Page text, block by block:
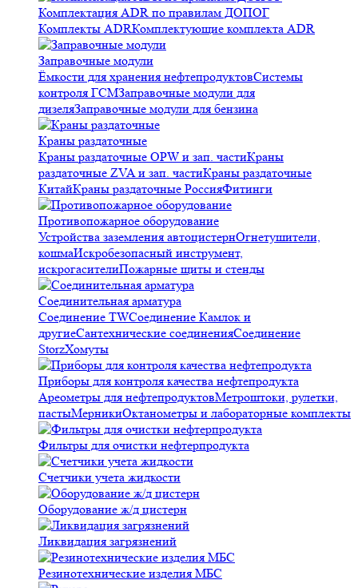
Комплектация ADR по правилам ДОПОГ
Комплекты ADRКомплектующие комплекта ADR
Заправочные модули
Ёмкости для хранения нефтепродуктовСистемы
контроля ГСМЗаправочные модули для
дизеляЗаправочные модули для бензина
Краны раздаточные
Краны раздаточные OPW и зап. частиКраны
раздаточные ZVA и зап. частиКраны раздаточные
КитайКраны раздаточные РоссияФитинги
Противопожарное оборудование
Устройства заземления автоцистернОгнетушители,
кошмаИскробезопасный инструмент,
искрогасителиПожарные щиты и стенды
Соединительная арматура
Соединение TWСоединение Камлок и
другиеСантехнические соединенияСоединение
StorzХомуты
Приборы для контроля качества нефтепродукта
Ареометры для нефтепродуктовМетроштоки, рулетки,
пастыМерникиОктанометры и лабораторные комплекты
Фильтры для очистки нефтерпродукта
Счетчики учета жидкости
Оборудование ж/д цистерн
Ликвидация загрязнений
Резинотехнические изделия МБС